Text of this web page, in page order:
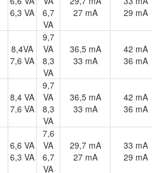
6,3 VA
6,7
VA
27 mA
29 mA
8,4VA
7,6 VA
9,7
VA
8,3
VA
36,5 mA
33 mA
42 mA
36 mA
8,4 VA
7,6 VA
9,7
VA
8,3
VA
36,5 mA
33 mA
42 mA
36 mA
6,6 VA
6,3 VA
7,6
VA
6,7
VA
29,7 mA
27 mA
33 mA
29 mA